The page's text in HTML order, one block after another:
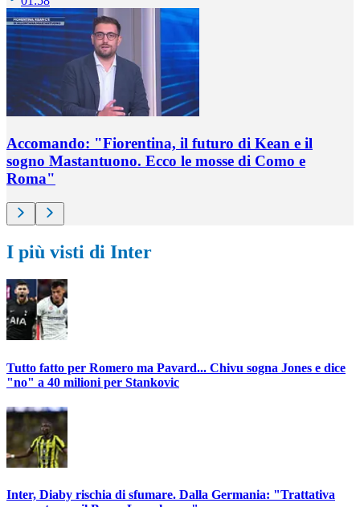
Accomando: "Fiorentina, il futuro di Kean e il
sogno Mastantuono. Ecco le mosse di Como e
Roma"
I più visti di Inter
Tutto fatto per Romero ma Pavard... Chivu sogna Jones e dice
"no" a 40 milioni per Stankovic
Inter, Diaby rischia di sfumare. Dalla Germania: "Trattativa